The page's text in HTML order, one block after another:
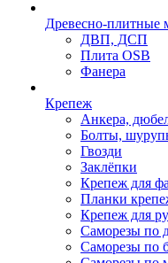
Древесно-плитные
ДВП, ДСП
Плита OSB
Фанера
Крепеж
Анкера,
Болты,
Гвозди
Заклёпки
Крепеж для
Планки
Крепеж для
Саморезы по
Саморезы по